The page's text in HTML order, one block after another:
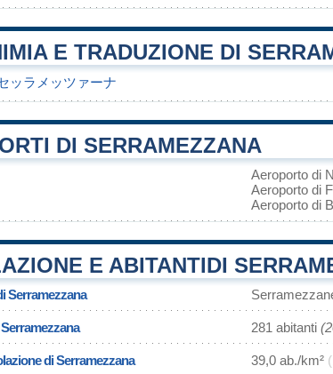
E TRADUZIONE DI
ッラメッツァーナ
DI SERRAMEZZANA
Aeroporto di
Aeroporto di
Aeroporto di
E ABITANTIDI
Serramezzana
281 abitanti
di Serramezzana 39,0 ab./km²